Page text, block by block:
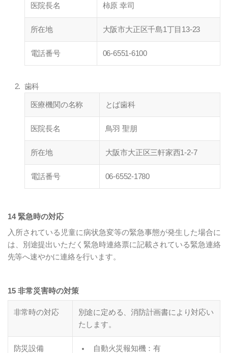
医院長名 柿原 幸司
所在地 大阪市大正区千島1丁目13-23
電話番号 06-6551-6100
歯科
医療機関の名称 とば歯科
医院長名 鳥羽 聖朋
所在地 大阪市大正区三軒家西1-2-7
電話番号 06-6552-1780
14 緊急時の対応
入所されている児童に病状急変等の緊急事態が発生した場合に
は、別途提出いただく緊急時連絡票に記載されている緊急連絡
先等へ速やかに連絡を行います。
15 非常災害時の対策
非常時の対応
別途に定める、消防計画書により対応い
たします。
防災設備
自動火災報知機：有